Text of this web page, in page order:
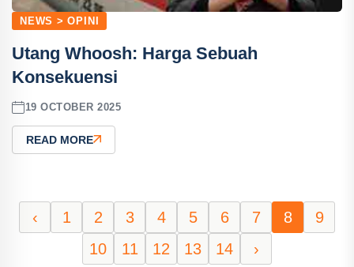
NEWS > OPINI
‎Utang Whoosh: Harga Sebuah
Konsekuensi
19 OCTOBER 2025
READ MORE
‹ 1 2 3 4 5 6 7 8
9
10
11 12 13 14 ›